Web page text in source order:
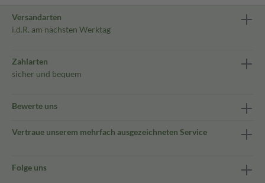
Versandarten
i.d.R. am nächsten Werktag
Zahlarten
sicher und bequem
Bewerte uns
Vertraue unserem mehrfach ausgezeichneten Service
Folge uns